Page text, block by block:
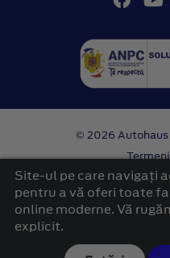
© 2026 Autohaus
platformă
Site-ul pe care navigați
pentru a vă oferi toate
online moderne. Vă
explicit.